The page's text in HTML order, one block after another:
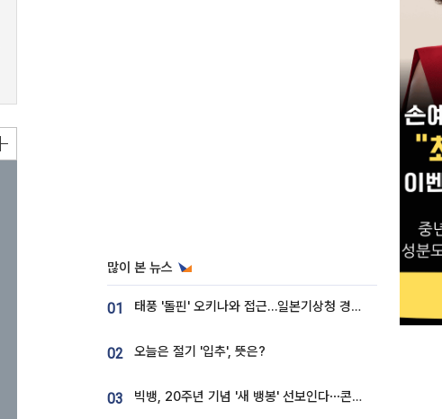
많이 본 뉴스
01 태풍 '돌핀' 오키나와 접근…일본기상청 경로 업데이트
02 오늘은 절기 '입추', 뜻은?
03 빅뱅, 20주년 기념 '새 뱅봉' 선보인다⋯콘서트 앞두고 팝업 개최